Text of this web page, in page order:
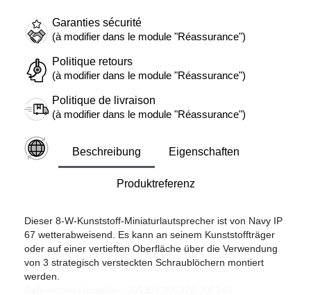
Garanties sécurité
(à modifier dans le module "Réassurance")
Politique retours
(à modifier dans le module "Réassurance")
Politique de livraison
(à modifier dans le module "Réassurance")
Beschreibung Eigenschaften
Produktreferenz
Dieser 8-W-Kunststoff-Miniaturlautsprecher ist von Navy IP
67 wetterabweisend. Es kann an seinem Kunststoffträger
oder auf einer vertieften Oberfläche über die Verwendung
von 3 strategisch versteckten Schraublöchern montiert
werden.